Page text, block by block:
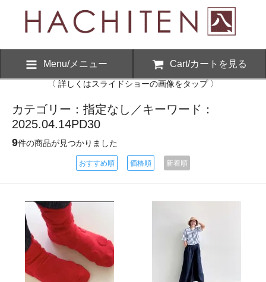
Menu/メニュー Cart/カートを見る
〈 詳しくはスライドショーの画像をタップ 〉
カテゴリー：指定なし／キーワード：
2025.04.14PD30
9件の商品が見つかりました
おすすめ順 価格順 新着順